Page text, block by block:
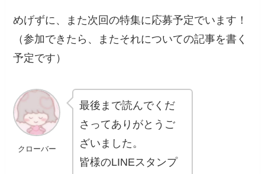
めげずに、また次回の特集に応募予定でいます！
（参加できたら、またそれについての記事を書く
予定です）
クローバー
最後まで読んでくだ
さってありがとうご
ざいました。
皆様のLINEスタンプ